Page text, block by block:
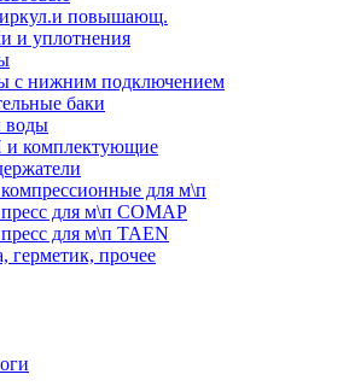
повышающ.
и уплотнения
с нижним подключением
баки
воды
комплектующие
для м\п
для м\п COMAP
для м\п TAEN
герметик, прочее